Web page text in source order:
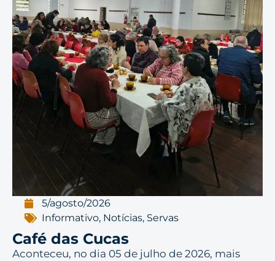
5/agosto/2026
Informativo, Notícias, Servas
Café das Cucas
Aconteceu, no dia 05 de julho de 2026, mais